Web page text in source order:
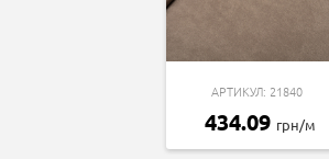
АРТИКУЛ: 21840
434.09 грн/м